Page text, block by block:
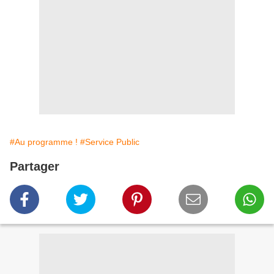
#Au programme ! #Service Public
Partager